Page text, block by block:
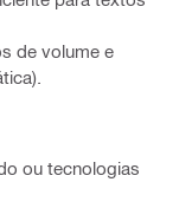
de volume e
ou tecnologias